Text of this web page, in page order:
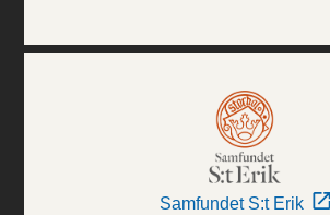
Samfundet S:t Erik